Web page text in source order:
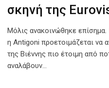
σκηνή της
Μόλις ανακοινώθηκε
η Antigoni προετοιμάζεται να
της Βιέννης πιο έτοιμη από
αναλάβουν…